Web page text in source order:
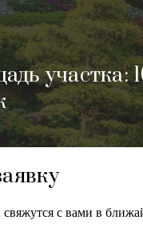
участка:
с вами в